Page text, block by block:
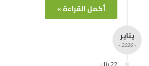
أكمل القراءة »
يناير
- 2026 -